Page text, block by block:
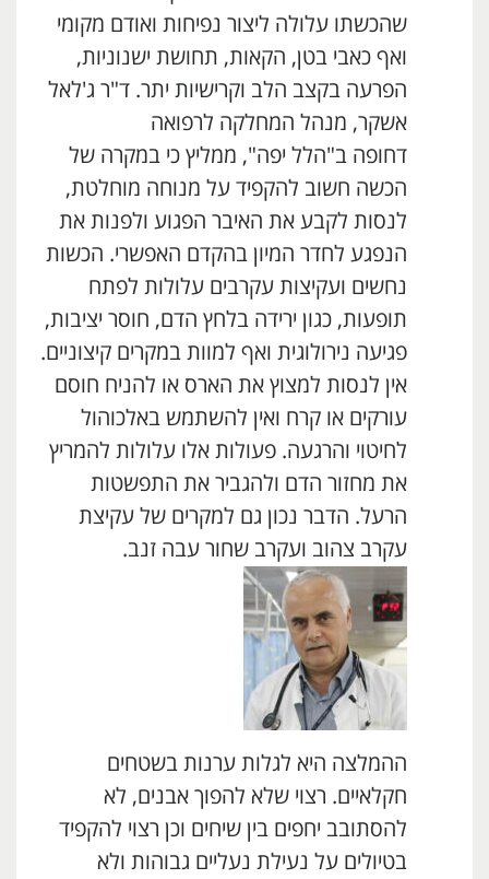
שהכשתו עלולה ליצור נפיחות ואודם מקומי
ואף כאבי בטן, הקאות, תחושת ישנוניות,
הפרעה בקצב הלב וקרישיות יתר. ד"ר ג'לאל
אשקר, מנהל המחלקה לרפואה
דחופה ב"הלל יפה", ממליץ כי במקרה של
הכשה חשוב להקפיד על מנוחה מוחלטת,
לנסות לקבע את האיבר הפגוע ולפנות את
הנפגע לחדר המיון בהקדם האפשרי. הכשות
נחשים ועקיצות עקרבים עלולות לפתח
תופעות, כגון ירידה בלחץ הדם, חוסר יציבות,
פגיעה נירולוגית ואף למוות במקרים קיצוניים.
אין לנסות למצוץ את הארס או להניח חוסם
עורקים או קרח ואין להשתמש באלכוהול
לחיטוי והרגעה. פעולות אלו עלולות להמריץ
את מחזור הדם ולהגביר את התפשטות
הרעל. הדבר נכון גם למקרים של עקיצת
עקרב צהוב ועקרב שחור עבה זנב.
ההמלצה היא לגלות ערנות בשטחים
חקלאיים. רצוי שלא להפוך אבנים, לא
להסתובב יחפים בין שיחים וכן רצוי להקפיד
בטיולים על נעילת נעליים גבוהות ולא